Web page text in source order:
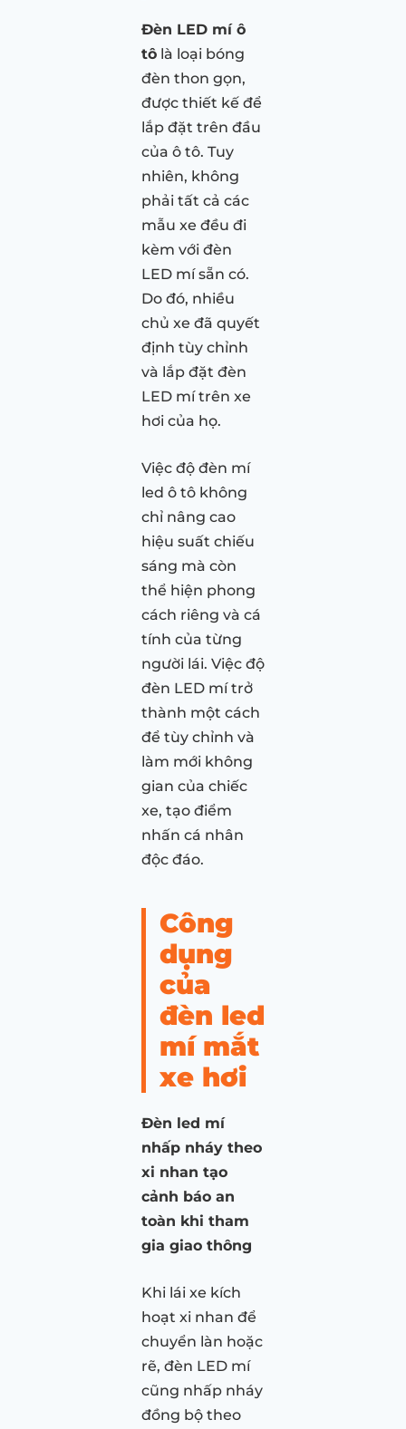
Đèn LED mí ô
tô là loại bóng
đèn thon gọn,
được thiết kế để
lắp đặt trên đầu
của ô tô. Tuy
nhiên, không
phải tất cả các
mẫu xe đều đi
kèm với đèn
LED mí sẵn có.
Do đó, nhiều
chủ xe đã quyết
định tùy chỉnh
và lắp đặt đèn
LED mí trên xe
hơi của họ.
Việc độ đèn mí
led ô tô không
chỉ nâng cao
hiệu suất chiếu
sáng mà còn
thể hiện phong
cách riêng và cá
tính của từng
người lái. Việc độ
đèn LED mí trở
thành một cách
để tùy chỉnh và
làm mới không
gian của chiếc
xe, tạo điểm
nhấn cá nhân
độc đáo.
Công
dụng
của
đèn led
mí mắt
xe hơi
Đèn led mí
nhấp nháy theo
xi nhan tạo
cảnh báo an
toàn khi tham
gia giao thông
Khi lái xe kích
hoạt xi nhan để
chuyển làn hoặc
rẽ, đèn LED mí
cũng nhấp nháy
đồng bộ theo